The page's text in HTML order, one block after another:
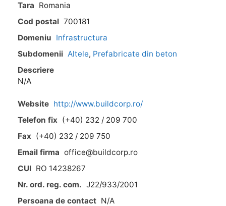
Tara Romania
Cod postal 700181
Domeniu Infrastructura
Subdomenii Altele, Prefabricate din beton
Descriere
N/A
Website http://www.buildcorp.ro/
Telefon fix (+40) 232 / 209 700
Fax (+40) 232 / 209 750
Email firma office@buildcorp.ro
CUI RO 14238267
Nr. ord. reg. com. J22/933/2001
Persoana de contact N/A